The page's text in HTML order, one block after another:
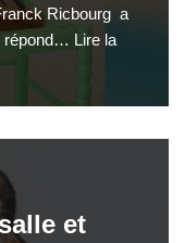
Ricbourg a
répond… Lire la
et